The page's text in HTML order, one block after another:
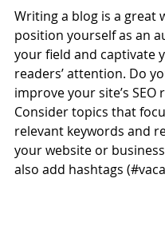
Writing a blog is a great
position yourself as an
your field and captivate
readers’ attention. Do
improve your site’s SEO
Consider topics that
relevant keywords and
your website or
also add hashtags